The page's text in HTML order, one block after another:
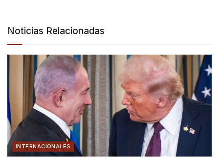
Noticias Relacionadas
INTERNACIONALES